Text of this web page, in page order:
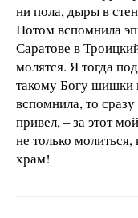
ни пола, дыры в
Потом вспомнила
Саратове в
молятся. Я тогда
такому Богу шишки
вспомнила, то
привел, – за этот
не только молиться,
храм!